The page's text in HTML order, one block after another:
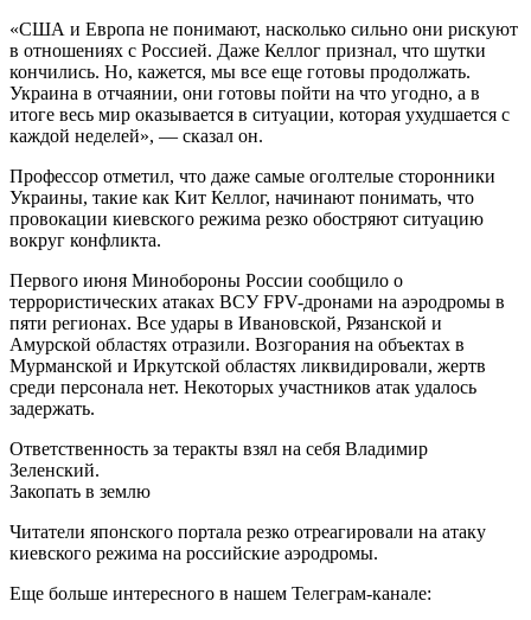
«США и Европа не понимают, насколько сильно они рискуют
в отношениях с Россией. Даже Келлог признал, что шутки
кончились. Но, кажется, мы все еще готовы продолжать.
Украина в отчаянии, они готовы пойти на что угодно, а в
итоге весь мир оказывается в ситуации, которая ухудшается с
каждой неделей», — сказал он.
Профессор отметил, что даже самые оголтелые сторонники
Украины, такие как Кит Келлог, начинают понимать, что
провокации киевского режима резко обостряют ситуацию
вокруг конфликта.
Первого июня Минобороны России сообщило о
террористических атаках ВСУ FPV-дронами на аэродромы в
пяти регионах. Все удары в Ивановской, Рязанской и
Амурской областях отразили. Возгорания на объектах в
Мурманской и Иркутской областях ликвидировали, жертв
среди персонала нет. Некоторых участников атак удалось
задержать.
Ответственность за теракты взял на себя Владимир
Зеленский.
Закопать в землю
Читатели японского портала резко отреагировали на атаку
киевского режима на российские аэродромы.
Еще больше интересного в нашем Телеграм-канале: